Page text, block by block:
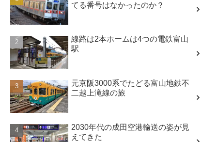
てる番号はなかったのか？
線路は2本ホームは4つの電鉄富山
駅
元京阪3000系でたどる富山地鉄不
二越上滝線の旅
2030年代の成田空港輸送の姿が見
えてきた